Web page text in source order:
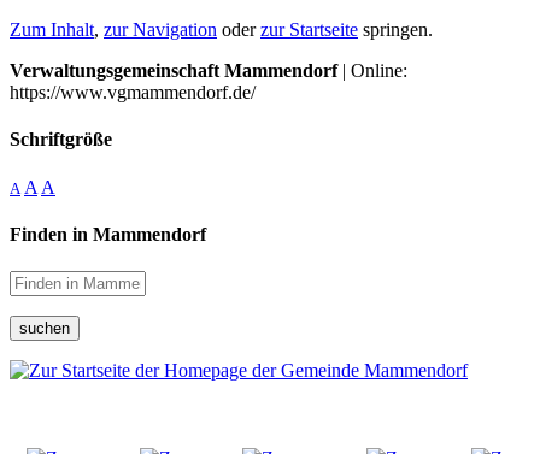
Zum Inhalt, zur Navigation oderzur Startseite springen.
Verwaltungsgemeinschaft Mammendorf| Online:
https://www.vgmammendorf.de/
Schriftgröße
A A A
Finden in Mammendorf
suchen